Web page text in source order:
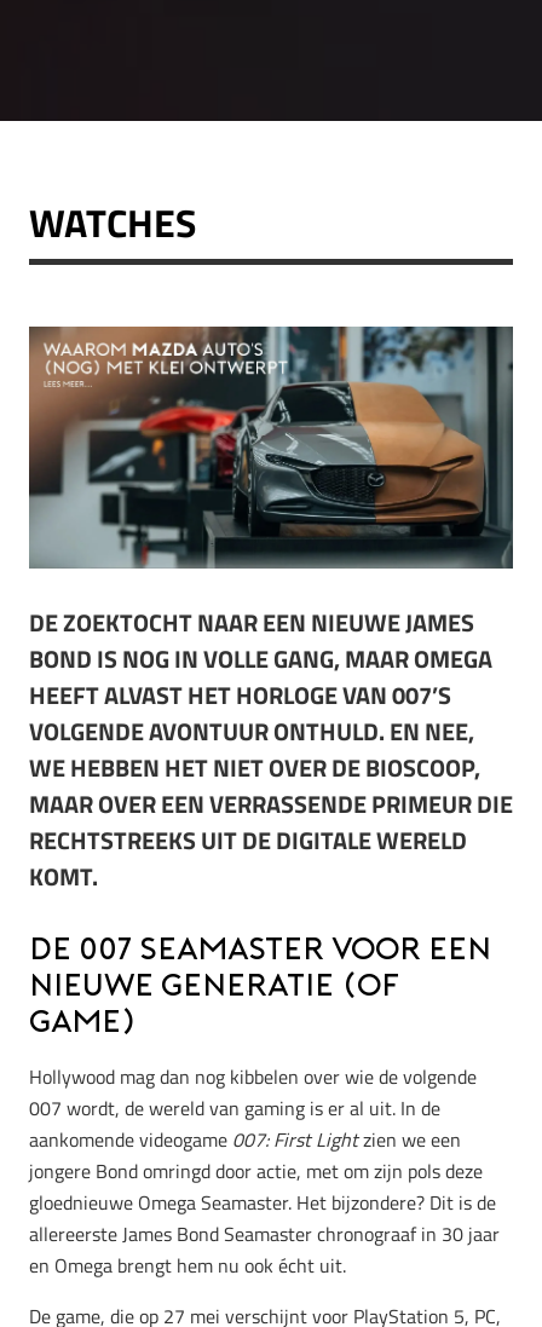
WATCHES
DE ZOEKTOCHT NAAR EEN NIEUWE JAMES
BOND IS NOG IN VOLLE GANG, MAAR OMEGA
HEEFT ALVAST HET HORLOGE VAN 007’S
VOLGENDE AVONTUUR ONTHULD. EN NEE,
WE HEBBEN HET NIET OVER DE BIOSCOOP,
MAAR OVER EEN VERRASSENDE PRIMEUR DIE
RECHTSTREEKS UIT DE DIGITALE WERELD
KOMT.
De 007 Seamaster voor een
nieuwe generatie (of
game)
Hollywood mag dan nog kibbelen over wie de volgende
007 wordt, de wereld van gaming is er al uit. In de
aankomende videogame 007: First Lightzien we een
jongere Bond omringd door actie, met om zijn pols deze
gloednieuwe Omega Seamaster. Het bijzondere? Dit is de
allereerste James Bond Seamaster chronograaf in 30 jaar
en Omega brengt hem nu ook écht uit.
De game, die op 27 mei verschijnt voor PlayStation 5, PC,